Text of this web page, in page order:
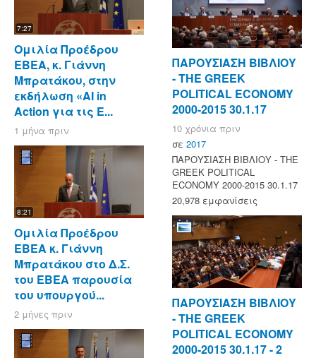
7:27
Ομιλία Προέδρου
ΕΒΕΑ, κ. Γιάννη
Μπρατάκου, στην
εκδήλωση «AI in
Action για τις Ε...
1 μήνα πριν
8:21
Ομιλία Προέδρου
ΕΒΕΑ κ. Γιάννη
Μπρατάκου στο Δ.Σ.
του ΕΒΕΑ παρουσία
του υπουργού...
2 μήνες πριν
ΠΑΡΟΥΣΙΑΣΗ ΒΙΒΛΙΟΥ
- ΤΗΕ GREEK
POLITICAL ECONOMY
2000-2015 30.1.17
10 χρόνια πριν
σε 2017
ΠΑΡΟΥΣΙΑΣΗ ΒΙΒΛΙΟΥ - ΤΗΕ
GREEK POLITICAL
ECONOMY 2000-2015 30.1.17
20,978 εμφανίσεις
ΠΑΡΟΥΣΙΑΣΗ ΒΙΒΛΙΟΥ
- ΤΗΕ GREEK
POLITICAL ECONOMY
2000-2015 30.1.17 - 2